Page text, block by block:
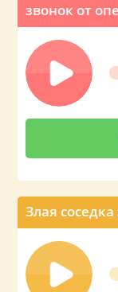
звонок от
Злая